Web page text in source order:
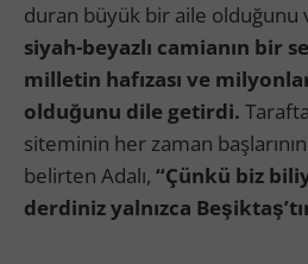
duran büyük bir aile olduğunu
siyah-beyazlı camianın bir
milletin hafızası ve
olduğunu dile getirdi.
siteminin her zaman
belirten Adalı, “Çünkü biz
derdiniz yalnızca